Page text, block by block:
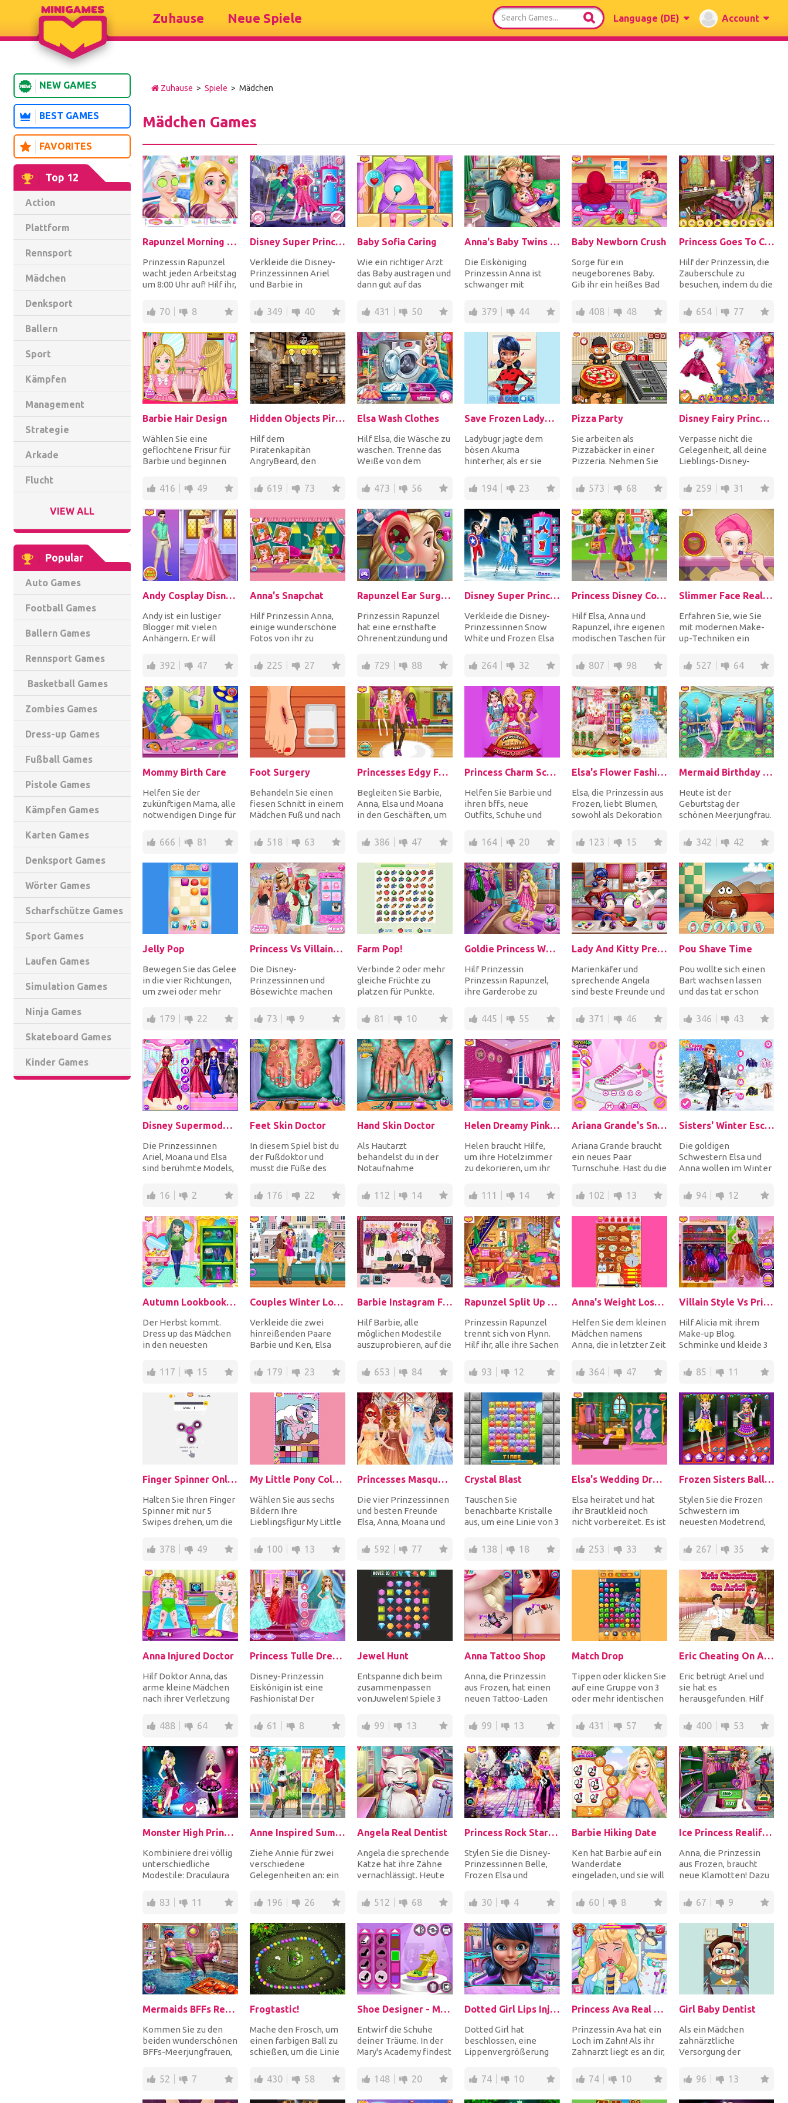
Language (DE) Account
Zuhause Neue Spiele
NEW GAMES
BEST GAMES
FAVORITES
Top 12
Action
Plattform
Rennsport
Mädchen
Denksport
Ballern
Sport
Kämpfen
Management
Strategie
Arkade
Flucht
VIEW ALL
Popular
Auto Games
Football Games
Ballern Games
Rennsport Games
Basketball Games
Zombies Games
Dress-up Games
Fußball Games
Pistole Games
Kämpfen Games
Karten Games
Denksport Games
Wörter Games
Scharfschütze Games
Sport Games
Laufen Games
Simulation Games
Ninja Games
Skateboard Games
Kinder Games
Zuhause > Spiele > Mädchen
Mädchen Games
Rapunzel Morning Makeup Fashion
Prinzessin Rapunzel
wacht jeden Arbeitstag
um 8:00 Uhr auf! Hilf ihr,
Arbeitstag vor...
70 8
Disney Super Princess 1
Verkleide die Disney-
Prinzessinnen Ariel
und Barbie in
Superhelden-
Kostümen und statte...
349 40
Baby Sofia Caring
Wie ein richtiger Arzt
das Baby austragen und
dann gut auf das
aufpassen. Folgen Sie
den...
431 50
Anna's Baby Twins Birth
Die Eisköniging
Prinzessin Anna ist
schwanger mit
ihr das Telefon, um 911
anz...
379 44
Baby Newborn Crush
Sorge für ein
neugeborenes Baby.
Gib ihr ein heißes Bad
süßesten Babyoutfits
an...
408 48
Princess Goes To Charm School
Hilf der Prinzessin, die
Zauberschule zu
besuchen, indem du die
ihrem Schlafz...
654 77
Barbie Hair Design
Wählen Sie eine
geflochtene Frisur für
Barbie und beginnen
in ihrem lang...
416 49
Hidden Objects Pirate Treasure
Hilf dem
Piratenkapitän
AngryBeard, den
Cave Island zu finden.
Mit jedem Fehle...
619 73
Elsa Wash Clothes
Hilf Elsa, die Wäsche zu
waschen. Trenne das
Weiße von dem
separat in die
Waschma...
473 56
Save Frozen Ladybug
Ladybugr jagte dem
bösen Akuma
hinterher, als er sie
Sie zuerst das Eis und
be...
194 23
Pizza Party
Sie arbeiten als
Pizzabäcker in einer
Pizzeria. Nehmen Sie
jedem Kunden
entgegen,...
573 68
Disney Fairy Princesses
Verpasse nicht die
Gelegenheit, all deine
Lieblings-Disney-
zu verwandeln. Du...
259 31
Andy Cosplay Disney Princesses
Andy ist ein lustiger
Blogger mit vielen
Anhängern. Er will
überraschen, er wird
cosp...
392 47
Anna's Snapchat
Hilf Prinzessin Anna,
einige wunderschöne
Fotos von ihr zu
Snapchat
hochzuladen....
225 27
Rapunzel Ear Surgery
Prinzessin Rapunzel
hat eine ernsthafte
Ohrenentzündung und
Operation. Seien Sie
ih...
729 88
Disney Super Princess 2
Verkleide die Disney-
Prinzessinnen Snow
White und Frozen Elsa
Superhelden-
Kostümen...
264 32
Princess Disney College Bag
Hilf Elsa, Anna und
Rapunzel, ihre eigenen
modischen Taschen für
entwerfen und zu
mac...
807 98
Slimmer Face Real Makeup
Erfahren Sie, wie Sie
mit modernen Make-
up-Techniken ein
aussehen lassen.
Markiere...
527 64
Mommy Birth Care
Helfen Sie der
zukünftigen Mama, alle
notwendigen Dinge für
packen, ein gesundes...
666 81
Foot Surgery
Behandeln Sie einen
fiesen Schnitt in einem
Mädchen Fuß und nach
Wunde geheilt...
518 63
Princesses Edgy Fashion
Begleiten Sie Barbie,
Anna, Elsa und Moana
in den Geschäften, um
Schals und...
386 47
Princess Charm School Bffs
Helfen Sie Barbie und
ihren bffs, neue
Outfits, Schuhe und
passenden,
wunderschönen S...
164 20
Elsa's Flower Fashion
Elsa, die Prinzessin aus
Frozen, liebt Blumen,
sowohl als Dekoration
Klamotten!...
123 15
Mermaid Birthday Makeover
Heute ist der
Geburtstag der
schönen Meerjungfrau.
nicht eine perfekte
Umarbeitun...
342 42
Jelly Pop
Bewegen Sie das Gelee
in die vier Richtungen,
um zwei oder mehr
zusammenzubringen,
um...
179 22
Princess Vs Villains Selfie Contest
Die Disney-
Prinzessinnen und
Bösewichte machen
Wettbewerb! Ziehe
zuerst die Prinz...
73 9
Farm Pop!
Verbinde 2 oder mehr
gleiche Früchte zu
platzen für Punkte.
Zielanzahl jeder
Frucht...
81 10
Goldie Princess Wardrobe Cleaning
Hilf Prinzessin
Prinzessin Rapunzel,
ihre Garderobe zu
nehmen Sie alle
Gegenstände a...
445 55
Lady And Kitty Pregnant BFFs
Marienkäfer und
sprechende Angela
sind beste Freunde und
schwanger. Verbringen
Sie de...
371 46
Pou Shave Time
Pou wollte sich einen
Bart wachsen lassen
und das tat er schon
ihn zu rasie...
346 43
Disney Supermodel Fashion Show 1
Die Prinzessinnen
Ariel, Moana und Elsa
sind berühmte Models,
Modeschauen
weltweit...
16 2
Feet Skin Doctor
In diesem Spiel bist du
der Fußdoktor und
musst die Füße des
Bakterien und Pi...
176 22
Hand Skin Doctor
Als Hautarzt
behandelst du in der
Notaufnahme
besonders schlimmen
Handinfektionen. Be...
112 14
Helen Dreamy Pink House
Helen braucht Hilfe,
um ihre Hotelzimmer
zu dekorieren, um ihr
hochzuladen. Erstell...
111 14
Ariana Grande's Sneaker Designer
Ariana Grande braucht
ein neues Paar
Turnschuhe. Hast du die
Modedesigners, um di...
102 13
Sisters' Winter Escape
Die goldigen
Schwestern Elsa und
Anna wollen im Winter
Wähle zuerst die
süßest...
94 12
Autumn Lookbook Fashion
Der Herbst kommt.
Dress up das Mädchen
in den neuesten
Sie einen lässigen Look
od...
117 15
Couples Winter Looks
Verkleide die zwei
hinreißenden Paare
Barbie und Ken, Elsa
Winter. Wählen Sie
warme...
179 23
Barbie Instagram Fashion Challenge
Hilf Barbie, alle
möglichen Modestile
auszuprobieren, auf die
gestoßen ist. Zieh sie...
653 84
Rapunzel Split Up With Flynn
Prinzessin Rapunzel
trennt sich von Flynn.
Hilf ihr, alle ihre Sachen
ihre Tas...
93 12
Anna's Weight Loss Program
Helfen Sie dem kleinen
Mädchen namens
Anna, die in letzter Zeit
zugenommen hat, um
eine g...
364 47
Villain Style Vs Princess Style
Hilf Alicia mit ihrem
Make-up Blog.
Schminke und kleide 3
Prinzessinen- und
Schurkenstil u...
85 11
Finger Spinner Online
Halten Sie Ihren Finger
Spinner mit nur 5
Swipes drehen, um die
den Rest einzuste...
378 49
My Little Pony Coloring Book
Wählen Sie aus sechs
Bildern Ihre
Lieblingsfigur My Little
mit den schönsten...
100 13
Princesses Masquerade Party
Die vier Prinzessinnen
und besten Freunde
Elsa, Anna, Moana und
Maskenparty für ih...
592 77
Crystal Blast
Tauschen Sie
benachbarte Kristalle
aus, um eine Linie von 3
Kristallen zu bilden,...
138 18
Elsa's Wedding Dress
Elsa heiratet und hat
ihr Brautkleid noch
nicht vorbereitet. Es ist
Können Sie ih...
253 33
Frozen Sisters Balloon Dress Look
Stylen Sie die Frozen
Schwestern im
neuesten Modetrend,
Außer den Kleidern
bekom...
267 35
Anna Injured Doctor
Hilf Doktor Anna, das
arme kleine Mädchen
nach ihrer Verletzung
Überprüfen Sie ihre
Te...
488 64
Princess Tulle Dress Art Photo
Disney-Prinzessin
Eiskönigin ist eine
Fashionista! Der
sind Tüllkleider und sie
be...
61 8
Jewel Hunt
Entspanne dich beim
zusammenpassen
vonJuwelen! Spiele 3
Juwelen und erreiche
d...
99 13
Anna Tattoo Shop
Anna, die Prinzessin
aus Frozen, hat einen
neuen Tattoo-Laden
ihren Kunde...
99 13
Match Drop
Tippen oder klicken Sie
auf eine Gruppe von 3
oder mehr identischen
abzuwerfen, wä...
431 57
Eric Cheating On Ariel
Eric betrügt Ariel und
sie hat es
herausgefunden. Hilf
packen und sie dann so
an...
400 53
Monster High Princess Fashion Mix
Kombiniere drei völlig
unterschiedliche
Modestile: Draculaura
Barbie und Frozen Qu...
83 11
Anne Inspired Summer Fashion
Ziehe Annie für zwei
verschiedene
Gelegenheiten an: ein
Look zum Ausgehen
mit...
196 26
Angela Real Dentist
Angela die sprechende
Katze hat ihre Zähne
vernachlässigt. Heute
scharfen Schmerz a...
512 68
Princess Rock Star Party
Stylen Sie die Disney-
Prinzessinnen Belle,
Frozen Elsa und
verrückte Rockstar-
Part...
30 4
Barbie Hiking Date
Ken hat Barbie auf ein
Wanderdate
eingeladen, und sie will
Hilf ihr mit einem...
60 8
Ice Princess Realife Shopping
Anna, die Prinzessin
aus Frozen, braucht
neue Klamotten! Dazu
Shopping-Trip a...
67 9
Mermaids BFFs Realife Sauna
Kommen Sie zu den
beiden wunderschönen
BFFs-Meerjungfrauen,
der Sauna entspan...
52 7
Frogtastic!
Mache den Frosch, um
einen farbigen Ball zu
schießen, um die Linie
gleichfarbigen K...
430 58
Shoe Designer - Marie's Girl Games
Entwirf die Schuhe
deiner Träume. In der
Mary's Academy findest
Materialien, Farb...
148 20
Dotted Girl Lips Injections
Dotted Girl hat
beschlossen, eine
Lippenvergrößerung
du bist ihr Doktor!
Verw...
74 10
Princess Ava Real Dentist
Prinzessin Ava hat ein
Loch im Zahn! Als ihr
Zahnarzt liegt es an dir,
Lächeln zu...
74 10
Girl Baby Dentist
Als ein Mädchen
zahnärztliche
Versorgung der
Zähne. Genießen!
96 13